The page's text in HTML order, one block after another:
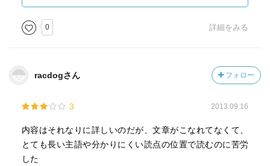
なったのち、自死することとなったことが描かれる。また
カルタゴに原因があったかのような滅亡についても、当時
のローマが、簡単に戦争を仕掛け、簡単に殲滅する戦争マ
る。それは力のおごりだけではなく、軍事的栄光をめぐる
激しい競争に起因していたのでは、と。
0 詳細をみる
racdogさん フォロー
3 2013.09.16
内容はそれなりに詳しいのだが、文章がこなれてなくて、
とても長い主語や分かりにくい読点の位置で読むのに苦労
した